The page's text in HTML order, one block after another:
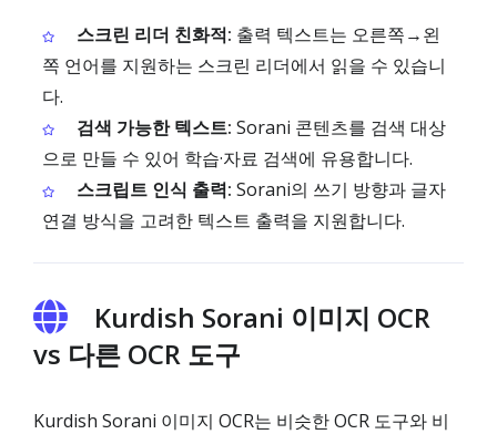
스크린 리더 친화적: 출력 텍스트는 오른쪽→왼
쪽 언어를 지원하는 스크린 리더에서 읽을 수 있습니
다.
검색 가능한 텍스트: Sorani 콘텐츠를 검색 대상
으로 만들 수 있어 학습·자료 검색에 유용합니다.
스크립트 인식 출력: Sorani의 쓰기 방향과 글자
연결 방식을 고려한 텍스트 출력을 지원합니다.
Kurdish Sorani 이미지 OCR
vs 다른 OCR 도구
Kurdish Sorani 이미지 OCR는 비슷한 OCR 도구와 비